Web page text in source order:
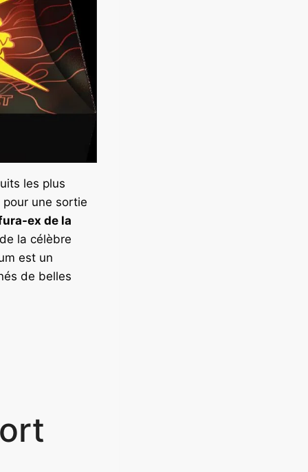
les plus
pour une sortie
ex de la
la célèbre
est un
de belles